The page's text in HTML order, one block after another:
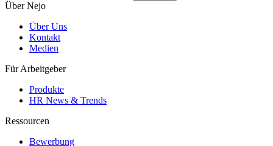
Über Nejo
Über Uns
Kontakt
Medien
Für Arbeitgeber
Produkte
HR News & Trends
Ressourcen
Bewerbung